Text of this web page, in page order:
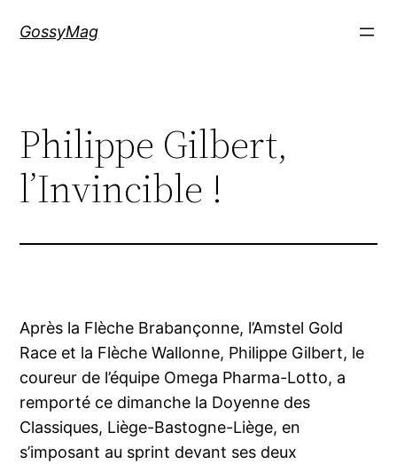
GossyMag
Philippe Gilbert,
l’Invincible !
Après la Flèche Brabançonne, l’Amstel Gold
Race et la Flèche Wallonne, Philippe Gilbert, le
coureur de l’équipe Omega Pharma-Lotto, a
remporté ce dimanche la Doyenne des
Classiques, Liège-Bastogne-Liège, en
s’imposant au sprint devant ses deux